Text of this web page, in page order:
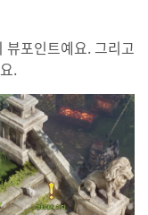
뷰포인트예요. 그리고
.